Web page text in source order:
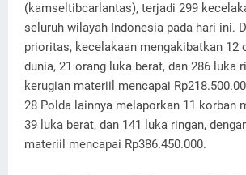
(kamseltibcarlantas), terjadi 299
seluruh wilayah Indonesia pada hari ini.
prioritas, kecelakaan mengakibatkan 12
dunia, 21 orang luka berat, dan 286 luka
kerugian materiil mencapai
28 Polda lainnya melaporkan 11 korban
39 luka berat, dan 141 luka ringan,
materiil mencapai Rp386.450.000.